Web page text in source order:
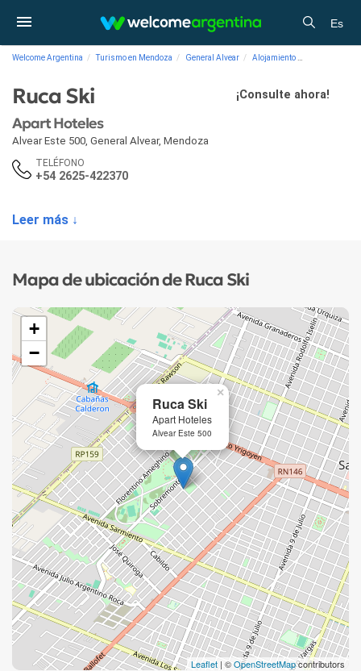
Es
Welcome Argentina Turismo en Mendoza General Alvear Alojamiento
¡Consulte ahora!
Ruca Ski
Apart Hoteles
Alvear Este 500, General Alvear, Mendoza
TELÉFONO
+54 2625-422370
Leer más ↓
Mapa de ubicación de Ruca Ski
Ruca Ski
Apart Hoteles
Alvear Este 500
×
+
−
Leaflet | ©OpenStreetMapcontributors